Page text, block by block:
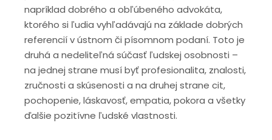
napríklad dobrého a obľúbeného advokáta,
ktorého si ľudia vyhľadávajú na základe dobrých
referencií v ústnom či písomnom podaní. Toto je
druhá a nedeliteľná súčasť ľudskej osobnosti –
na jednej strane musí byť profesionalita, znalosti,
zručnosti a skúsenosti a na druhej strane cit,
pochopenie, láskavosť, empatia, pokora a všetky
ďalšie pozitívne ľudské vlastnosti.